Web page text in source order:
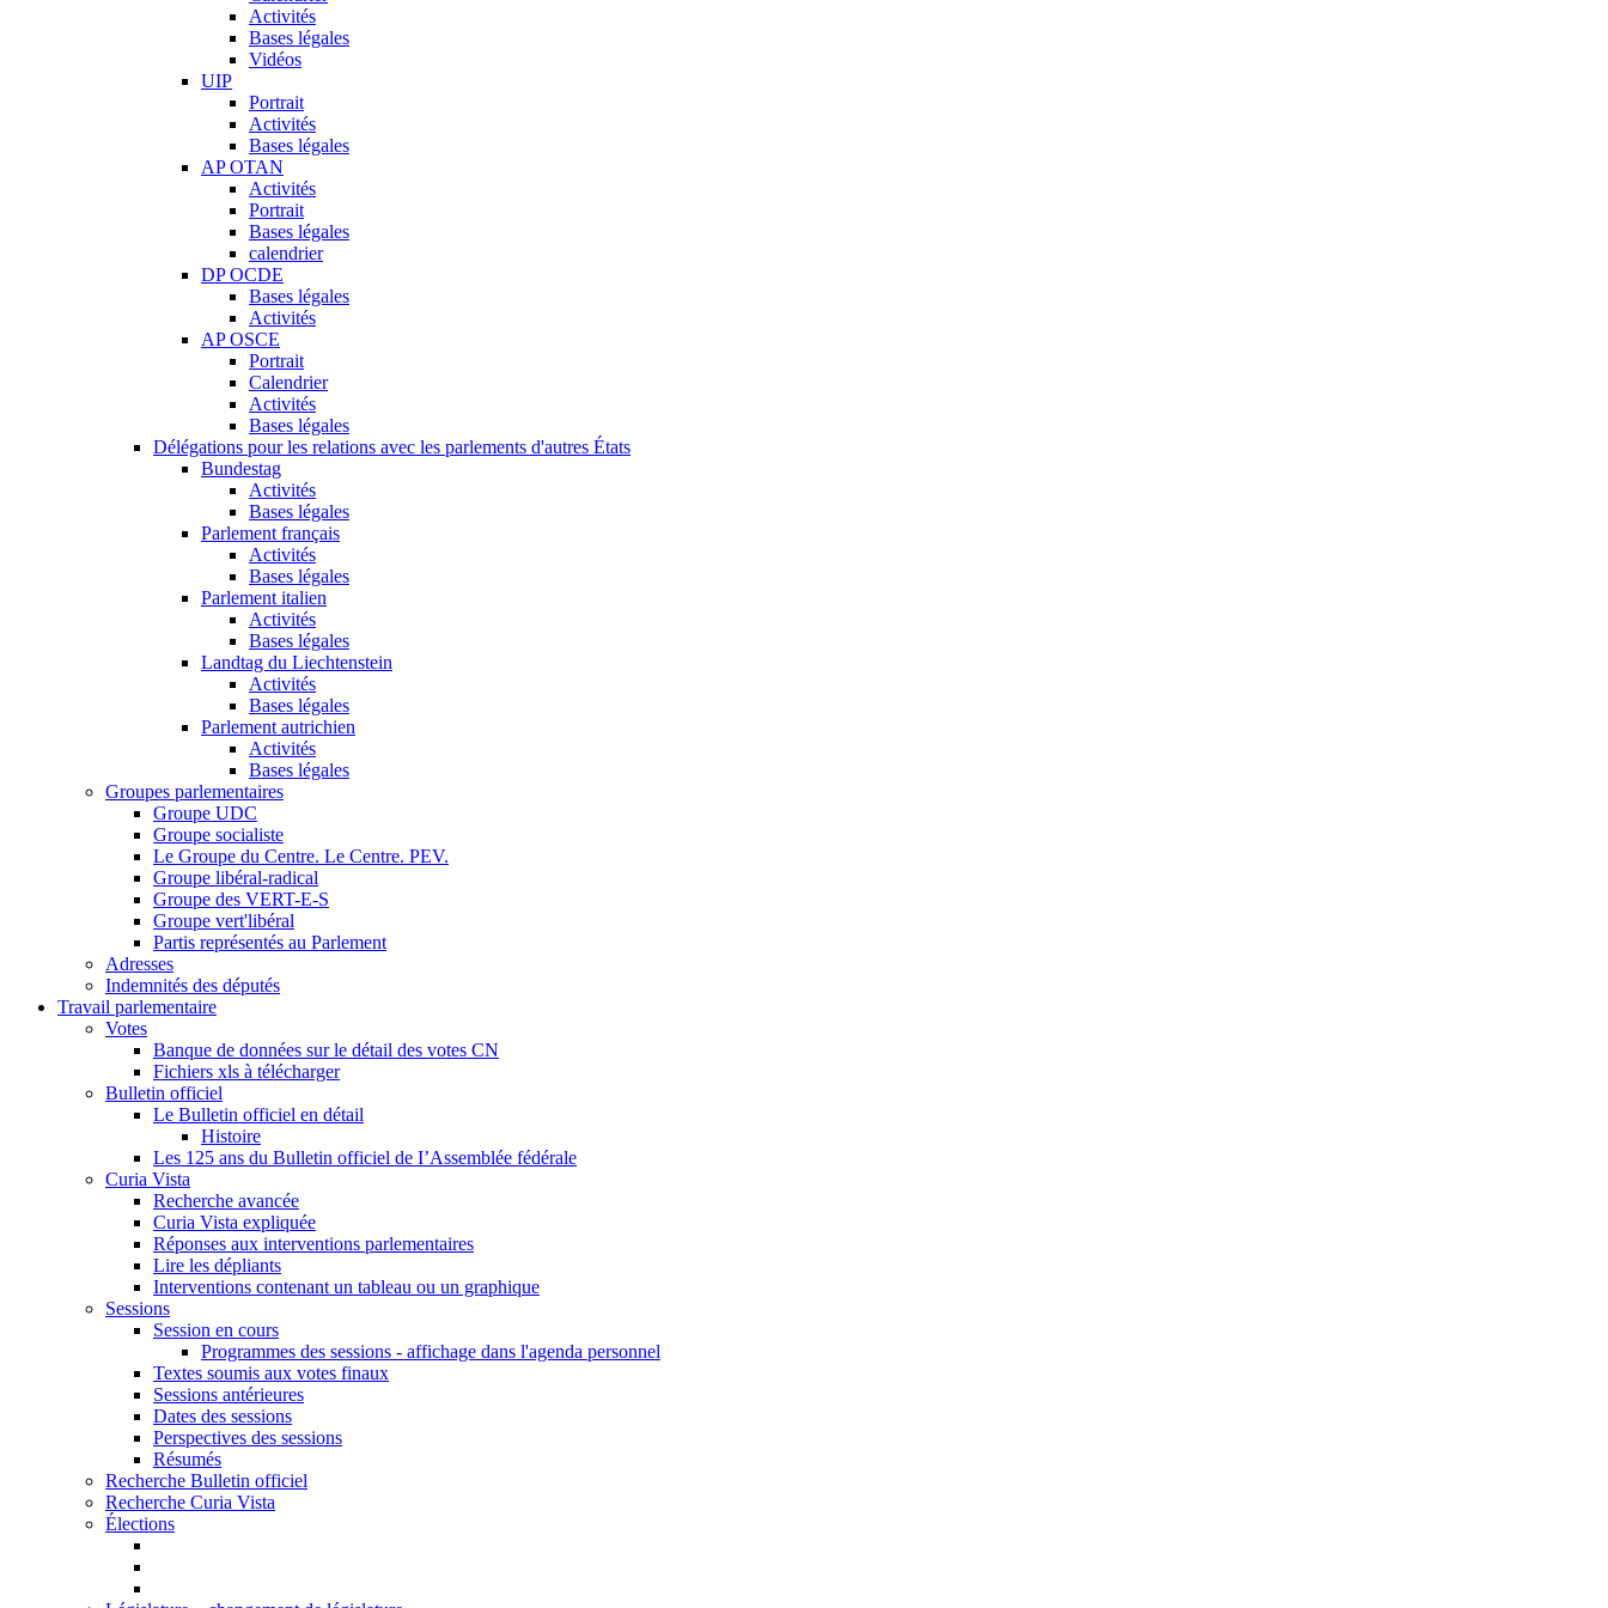
Activités
Bases légales
Vidéos
UIP
Portrait
Activités
Bases légales
AP OTAN
Activités
Portrait
Bases légales
calendrier
DP OCDE
Bases légales
Activités
AP OSCE
Portrait
Calendrier
Activités
Bases légales
Délégations pour les relations avec les parlements d'autres États
Bundestag
Activités
Bases légales
Parlement français
Activités
Bases légales
Parlement italien
Activités
Bases légales
Landtag du Liechtenstein
Activités
Bases légales
Parlement autrichien
Activités
Bases légales
Groupes parlementaires
Groupe UDC
Groupe socialiste
Le Groupe du Centre. Le Centre. PEV.
Groupe libéral-radical
Groupe des VERT-E-S
Groupe vert'libéral
Partis représentés au Parlement
Adresses
Indemnités des députés
Travail parlementaire
Votes
Banque de données sur le détail des votes CN
Fichiers xls à télécharger
Bulletin officiel
Le Bulletin officiel en détail
Histoire
Les 125 ans du Bulletin officiel de I’Assemblée fédérale
Curia Vista
Recherche avancée
Curia Vista expliquée
Réponses aux interventions parlementaires
Lire les dépliants
Interventions contenant un tableau ou un graphique
Sessions
Session en cours
Programmes des sessions - affichage dans l'agenda personnel
Textes soumis aux votes finaux
Sessions antérieures
Dates des sessions
Perspectives des sessions
Résumés
Recherche Bulletin officiel
Recherche Curia Vista
Élections